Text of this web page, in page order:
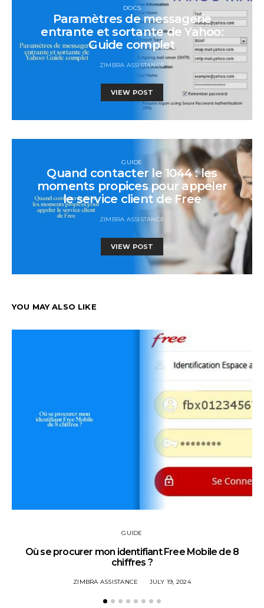
DOCS
Paramètres de messagerie
entrante et sortante de Yahoo:
Guide complet
ZIMBRA ASSISTANCE
VIEW POST
GUIDE
Quand contacter le 1044 : les
moments propices pour appeler
le service client de Free
ZIMBRA ASSISTANCE
VIEW POST
YOU MAY ALSO LIKE
GUIDE
Où se procurer mon identifiant Free Mobile de 8
chiffres ?
ZIMBRA ASSISTANCE JULY 19, 2024